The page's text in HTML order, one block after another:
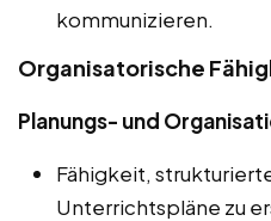
kommunizieren.
Organisatorische
Planungs- und
Fähigkeit,
Unterrichtspläne zu